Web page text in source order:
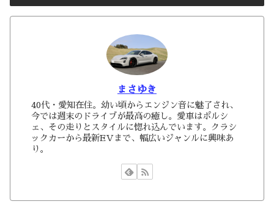
まさゆき
40代・愛知在住。幼い頃からエンジン音に魅了され、
今では週末のドライブが最高の癒し。愛車はポルシ
ェ、その走りとスタイルに惚れ込んでいます。クラシ
ックカーから最新EVまで、幅広いジャンルに興味あ
り。